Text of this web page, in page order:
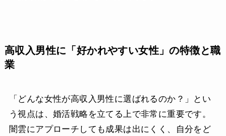
高収入男性に「好かれやすい女性」の特徴と職
業
「どんな女性が高収入男性に選ばれるのか？」とい
う視点は、婚活戦略を立てる上で非常に重要です。
闇雲にアプローチしても成果は出にくく、自分をど